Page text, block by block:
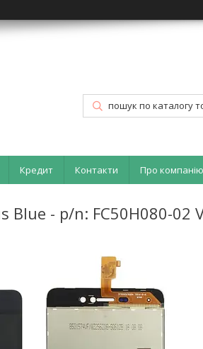
Кредит Контакти Про компанію
Blue - p/n: FC50H080-02